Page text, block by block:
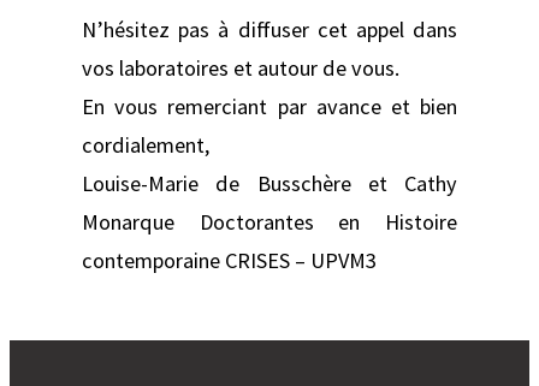
N’hésitez pas à diffuser cet appel dans
vos laboratoires et autour de vous.
En vous remerciant par avance et bien
cordialement,
Louise-Marie de Busschère et Cathy
Monarque Doctorantes en Histoire
contemporaine CRISES – UPVM3